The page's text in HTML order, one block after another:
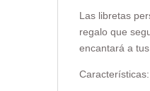
Las libretas
regalo que
encantará a tus
Características: